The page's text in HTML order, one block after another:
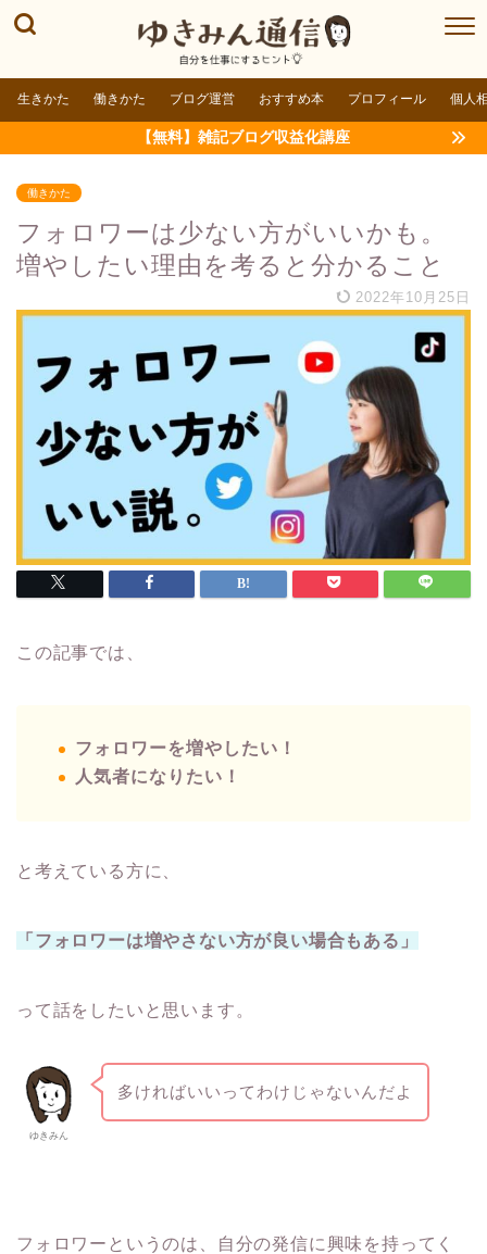
生きかた 働きかた ブログ運営 おすすめ本 プロフィール 個人
【無料】雑記ブログ収益化講座
働きかた
フォロワーは少ない方がいいかも。
増やしたい理由を考ると分かること
2022年10月25日
この記事では、
フォロワーを増やしたい！
人気者になりたい！
と考えている方に、
「フォロワーは増やさない方が良い場合もある」
って話をしたいと思います。
ゆきみん
多ければいいってわけじゃないんだよ
フォロワーというのは、自分の発信に興味を持ってく